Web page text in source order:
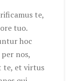
te,
tuo.
hoc
nos,
te, et virtus